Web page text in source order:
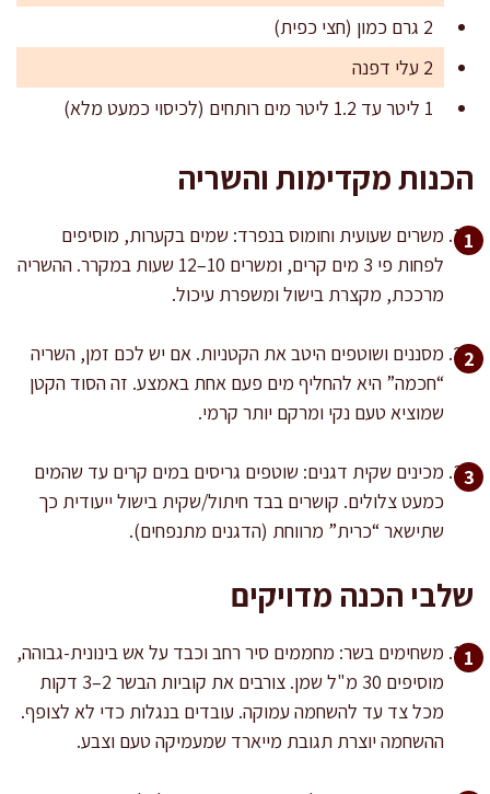
2 גרם כמון (חצי כפית)
2 עלי דפנה
1 ליטר עד 1.2 ליטר מים רותחים (לכיסוי כמעט מלא)
הכנות מקדימות והשריה
משרים שעועית וחומוס בנפרד: שמים בקערות, מוסיפים
לפחות פי 3 מים קרים, ומשרים 10–12 שעות במקרר. ההשריה
מרככת, מקצרת בישול ומשפרת עיכול.
מסננים ושוטפים היטב את הקטניות. אם יש לכם זמן, השריה
“חכמה” היא להחליף מים פעם אחת באמצע. זה הסוד הקטן
שמוציא טעם נקי ומרקם יותר קרמי.
מכינים שקית דגנים: שוטפים גריסים במים קרים עד שהמים
כמעט צלולים. קושרים בבד חיתול/שקית בישול ייעודית כך
שתישאר “כרית” מרווחת (הדגנים מתנפחים).
שלבי הכנה מדויקים
משחימים בשר: מחממים סיר רחב וכבד על אש בינונית-גבוהה,
מוסיפים 30 מ"ל שמן. צורבים את קוביות הבשר 2–3 דקות
מכל צד עד להשחמה עמוקה. עובדים בנגלות כדי לא לצופף.
ההשחמה יוצרת תגובת מייארד שמעמיקה טעם וצבע.